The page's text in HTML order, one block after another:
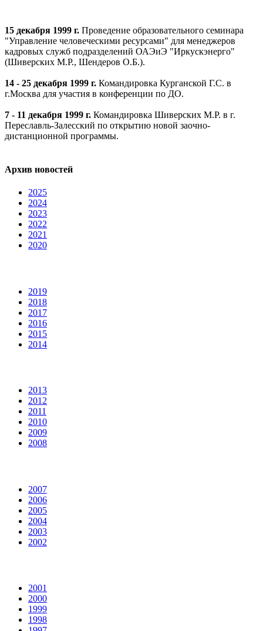
15 декабря 1999 г. Проведение образовательного семинара
"Управление человеческими ресурсами" для менеджеров
кадровых служб подразделений ОАЭиЭ "Иркускэнерго"
(Шиверских М.Р., Шендеров О.Б.).
14 - 25 декабря 1999 г. Командировка Курганской Г.С. в
г.Москва для участия в конференции по ДО.
7 - 11 декабря 1999 г. Командировка Шиверских М.Р. в г.
Переславль-Залесский по открытию новой заочно-
дистанционной программы.
Архив новостей
2025
2024
2023
2022
2021
2020
2019
2018
2017
2016
2015
2014
2013
2012
2011
2010
2009
2008
2007
2006
2005
2004
2003
2002
2001
2000
1999
1998